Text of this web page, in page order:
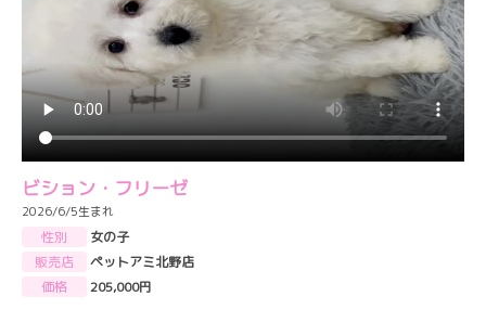
ビション・フリーゼ
2026/6/5生まれ
性別
女の子
販売店
ペットアミ北野店
価格
205,000円